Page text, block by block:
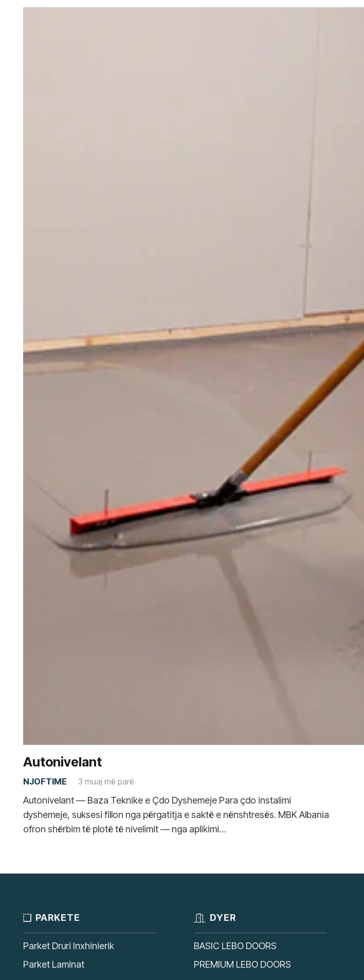
Autonivelant
NJOFTIME 3 muaj më parë
Autonivelant — Baza Teknike e Çdo Dyshemeje Para çdo instalimi
dyshemeje, suksesi fillon nga përgatitja e saktë e nënshtresës. MBK Albania
ofron shërbim të plotë të nivelimit — nga aplikimi…
PARKETE
Parket Druri Inxhinierik
Parket Laminat
DYER
BASIC LEBO DOORS
PREMIUM LEBO DOORS